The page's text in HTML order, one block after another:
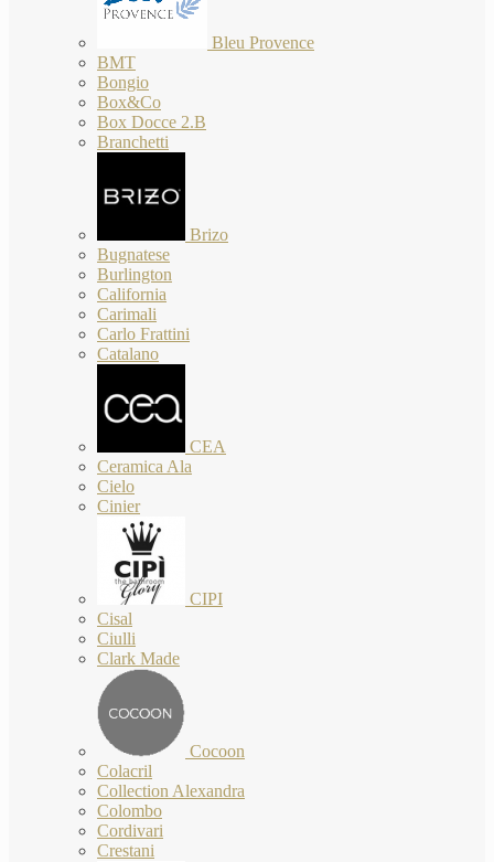
Bleu Provence
BMT
Bongio
Box&Co
Box Docce 2.B
Branchetti
Brizo
Bugnatese
Burlington
California
Carimali
Carlo Frattini
Catalano
CEA
Ceramica Ala
Cielo
Cinier
CIPI
Cisal
Ciulli
Clark Made
Cocoon
Colacril
Collection Alexandra
Colombo
Cordivari
Crestani